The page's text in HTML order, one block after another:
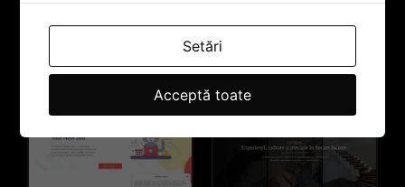
Team Builder| Web
Design & Development
LavTehnic| Web Design
& Development
Setări
Acceptă toate